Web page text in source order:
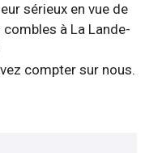
sérieux en vue de
à La Lande-
compter sur nous.